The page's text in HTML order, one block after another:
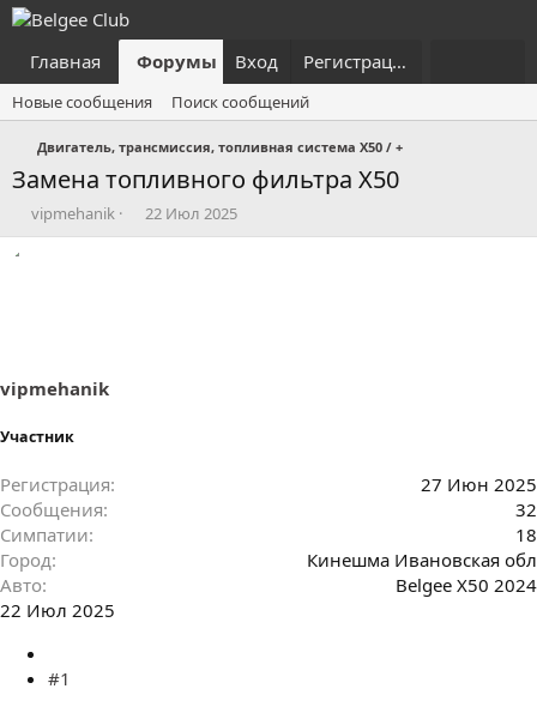
Главная Форумы Что нового?
Вход Регистрация
Новые сообщения Поиск сообщений
Двигатель, трансмиссия, топливная система X50 / +
Замена топливного фильтра Х50
А
в
ы
vipmehanik
Д
а
22 Июл 2025
vipmehanik
Участник
Регистрация
27 Июн 2025
Сообщения
32
Симпатии
18
Город
Кинешма Ивановская обл
Авто
Belgee X50 2024
22 Июл 2025
#1